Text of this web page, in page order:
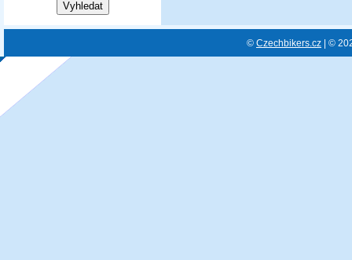
© Czechbikers.cz | ©